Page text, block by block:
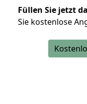
Füllen Sie jetzt
Sie kostenlose